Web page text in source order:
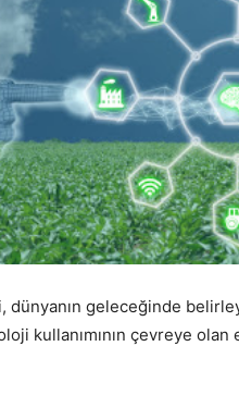
dünyanın geleceğinde
kullanımının çevreye